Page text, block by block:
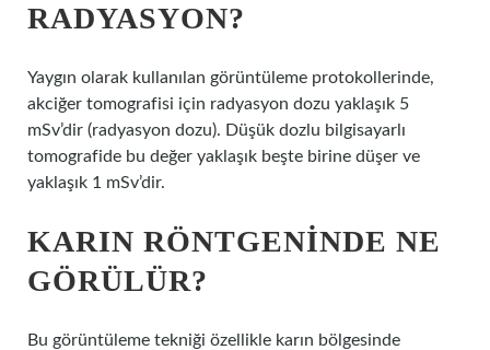
RADYASYON?
Yaygın olarak kullanılan görüntüleme protokollerinde,
akciğer tomografisi için radyasyon dozu yaklaşık 5
mSv’dir (radyasyon dozu). Düşük dozlu bilgisayarlı
tomografide bu değer yaklaşık beşte birine düşer ve
yaklaşık 1 mSv’dir.
KARIN RÖNTGENINDE NE
GÖRÜLÜR?
Bu görüntüleme tekniği özellikle karın bölgesinde